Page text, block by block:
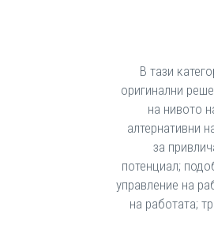
В тази
оригинални
на нивото
алтернативни
за
потенциал;
управление на
на работата;